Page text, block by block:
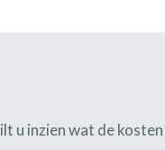
u inzien wat de